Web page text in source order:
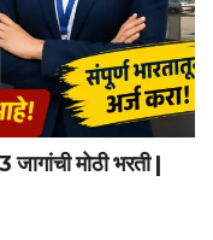
मोठी भरती |